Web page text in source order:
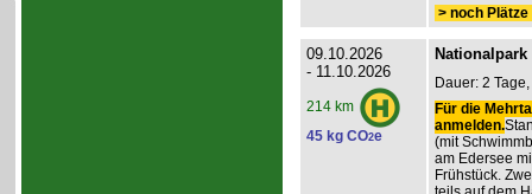
> noch
09.10.2026
- 11.10.2026
214 km
45 kg CO2e
Dauer: 2
Für die
anmelden.
(mit
am Edersee
Frühstück.